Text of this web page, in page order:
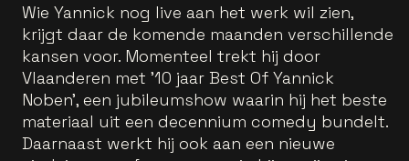
Wie Yannick nog live aan het werk wil zien,
krijgt daar de komende maanden verschillende
kansen voor. Momenteel trekt hij door
Vlaanderen met ’10 jaar Best Of Yannick
Noben’, een jubileumshow waarin hij het beste
materiaal uit een decennium comedy bundelt.
Daarnaast werkt hij ook aan een nieuwe